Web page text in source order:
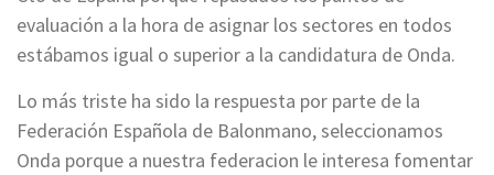
evaluación a la hora de asignar los sectores en todos
estábamos igual o superior a la candidatura de Onda.
Lo más triste ha sido la respuesta por parte de la
Federación Española de Balonmano, seleccionamos
Onda porque a nuestra federacion le interesa fomentar